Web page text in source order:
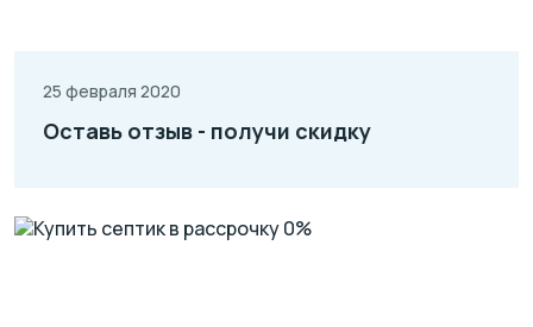
25 февраля 2020
Оставь отзыв - получи скидку